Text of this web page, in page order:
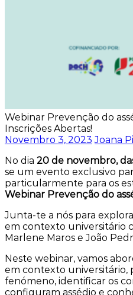
Webinar Prevenção do
Inscrições Abertas!
Novembro 3, 2023 Joana
No dia 20 de novembro,
se um evento exclusivo
particularmente para os
Webinar Prevenção do
Junta-te a nós para
em contexto universitário
Marlene Maros e João
Neste webinar, vamos
em contexto universitário,
fenómeno, identificar os
configuram assédio e